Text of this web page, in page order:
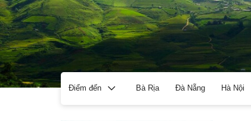
Điểm đến Bà Rịa Đà Nẵng Hà Nội